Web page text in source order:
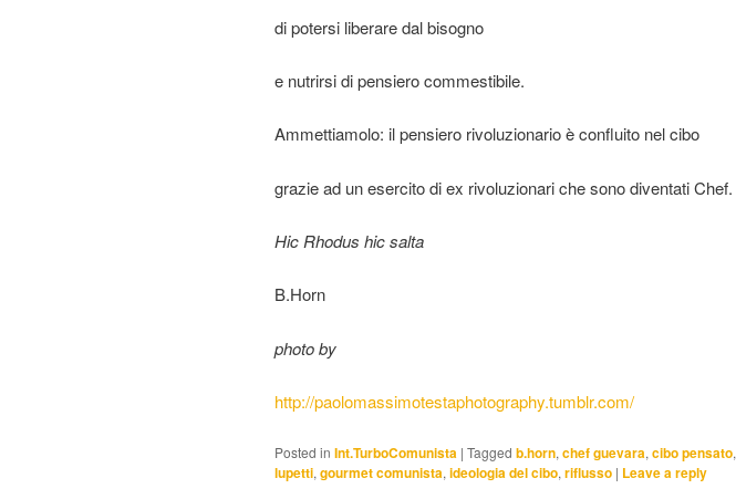
di potersi liberare dal bisogno
e nutrirsi di pensiero commestibile.
Ammettiamolo: il pensiero rivoluzionario è confluito nel cibo
grazie ad un esercito di ex rivoluzionari che sono diventati Chef.
Hic Rhodus hic salta
B.Horn
photo by
http://paolomassimotestaphotography.tumblr.com/
Posted in Int.TurboComunista | Tagged b.horn, chef guevara, cibo pensato,
lupetti, gourmet comunista, ideologia del cibo, riflusso | Leave a reply